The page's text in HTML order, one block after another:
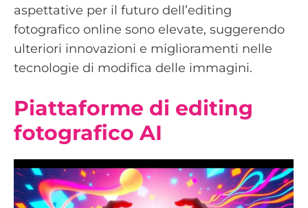
aspettative per il futuro dell’editing
fotografico online sono elevate, suggerendo
ulteriori innovazioni e miglioramenti nelle
tecnologie di modifica delle immagini.
Piattaforme di editing
fotografico AI